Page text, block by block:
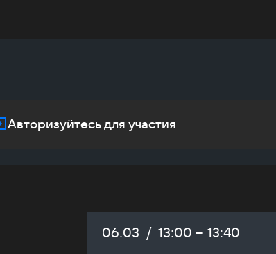
Авторизуйтесь для участия
Дата:
06.03 / Начало:
13:00 – Конец:
13:40